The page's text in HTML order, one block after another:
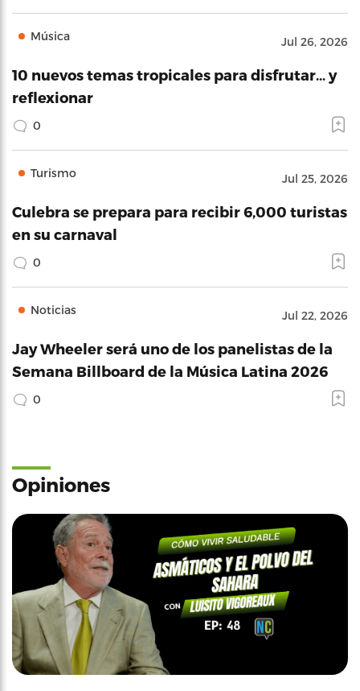
Música Jul 26, 2026
10 nuevos temas tropicales para disfrutar… y
reflexionar
0
Turismo Jul 25, 2026
Culebra se prepara para recibir 6,000 turistas
en su carnaval
0
Noticias Jul 22, 2026
Jay Wheeler será uno de los panelistas de la
Semana Billboard de la Música Latina 2026
0
Opiniones